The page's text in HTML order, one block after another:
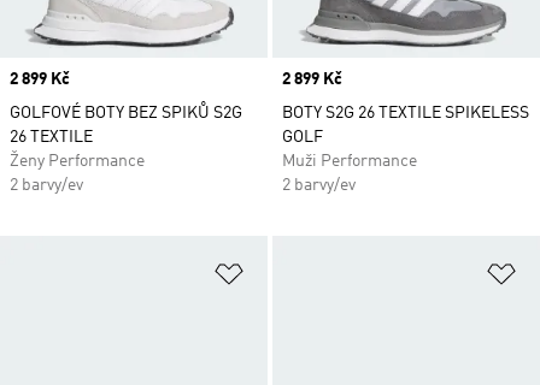
Price
2 899 Kč
GOLFOVÉ BOTY BEZ SPIKŮ S2G
26 TEXTILE
Ženy Performance
2 barvy/ev
Price
2 899 Kč
BOTY S2G 26 TEXTILE SPIKELESS
GOLF
Muži Performance
2 barvy/ev